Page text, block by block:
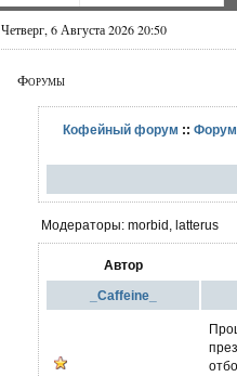
Четверг, 6 Августа 2026 20:50
Форумы
Кофейный форум ::
Модераторы: morbid, latterus
Автор
_Caffeine_